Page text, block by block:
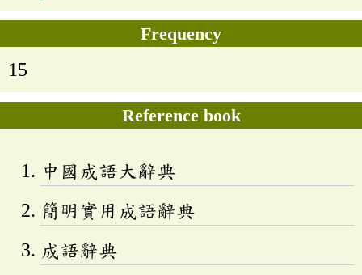
Frequency
15
Reference book
中國成語大辭典
簡明實用成語辭典
成語辭典